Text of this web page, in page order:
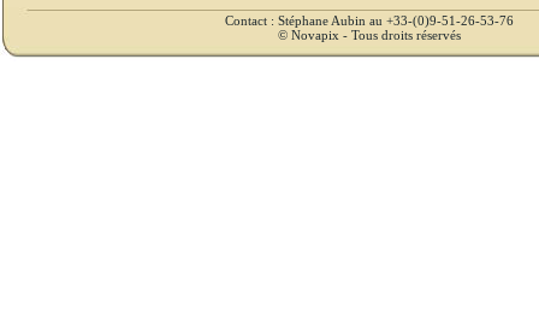
Contact : Stéphane Aubin au +33-(0)9-51-26-53-76
© Novapix - Tous droits réservés